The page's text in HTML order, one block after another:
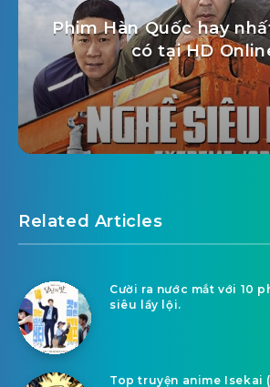
Phim Hàn Quốc hay
có tại HD
Related Articles
Cười ra nước mắt với 10
siêu lầy lội.
Top truyện anime Isekai